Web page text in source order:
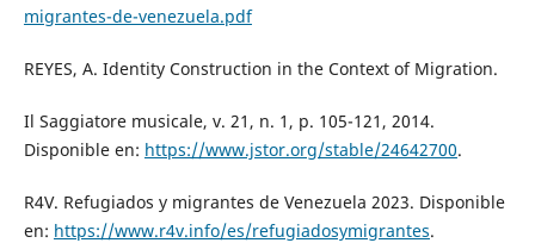
migrantes-de-venezuela.pdf
REYES, A. Identity Construction in the Context of Migration.
Il Saggiatore musicale, v. 21, n. 1, p. 105-121, 2014.
Disponible en: https://www.jstor.org/stable/24642700.
R4V. Refugiados y migrantes de Venezuela 2023. Disponible
en: https://www.r4v.info/es/refugiadosymigrantes.